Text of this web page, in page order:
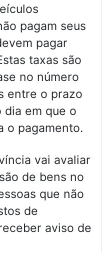
pagam seus
pagar
taxas são
no número
entre o prazo
dia em que o
o pagamento.
vai avaliar
de bens no
que não
de
aviso de